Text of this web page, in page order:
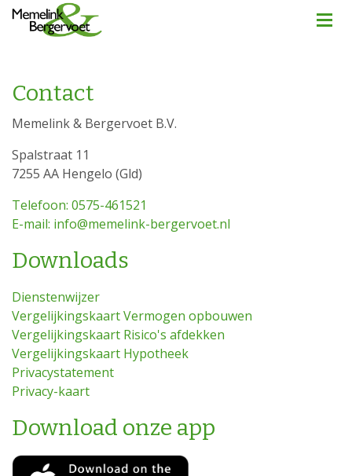
Contact
Memelink & Bergervoet B.V.
Spalstraat 11
7255 AA Hengelo (Gld)
Telefoon: 0575-461521
E-mail: info@memelink-bergervoet.nl
Downloads
Dienstenwijzer
Vergelijkingskaart Vermogen opbouwen
Vergelijkingskaart Risico's afdekken
Vergelijkingskaart Hypotheek
Privacystatement
Privacy-kaart
Download onze app